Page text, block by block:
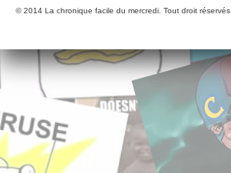
© 2014 La chronique facile du mercredi. Tout droit réservés.